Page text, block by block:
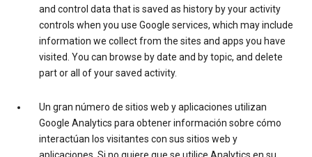
and control data that is saved as history by your activity
controls when you use Google services, which may include
information we collect from the sites and apps you have
visited. You can browse by date and by topic, and delete
part or all of your saved activity.
Un gran número de sitios web y aplicaciones utilizan
Google Analytics para obtener información sobre cómo
interactúan los visitantes con sus sitios web y